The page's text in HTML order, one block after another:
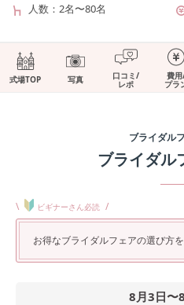
人数
2名〜80名
式場TOP 写真 口コミ/
レポ
費
プラ
ブライダル
ブライダル
\ ビギナーさん必読 /
お得なブライダルフェアの選び方
8月3日〜